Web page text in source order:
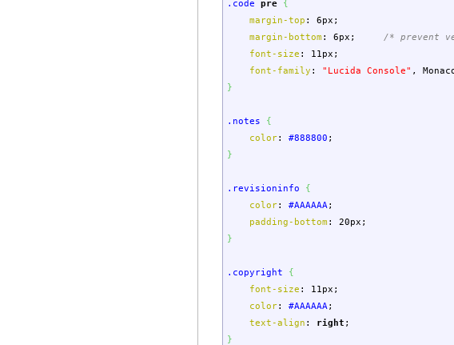
.code
pre
{
margin-top : 6px ;
margin-bottom: 6px ;
/* prevent
font-size : 11px ;
font-family : "Lucida Console" ,
}
.notes
{
color: #888800 ;
}
.revisioninfo
{
color: #AAAAAA;
padding-bottom: 20px ;
}
.copyright
{
font-size : 11px ;
color: #AAAAAA;
text-align : right ;
}